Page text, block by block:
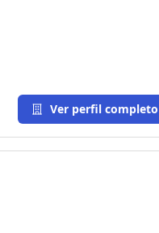
Ver perfil completo